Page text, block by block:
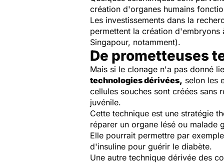
création d'organes humains
Les investissements dans la
permettent la création d'embryons
Singapour, notamment).
De prometteuses
Mais si le clonage n'a pas donné
technologies dérivées, selon les
cellules souches sont créées sans
juvénile.
Cette technique est une stratégie
réparer un organe lésé ou malade
Elle pourrait permettre par
d'insuline pour guérir le diabète.
Une autre technique dérivée des